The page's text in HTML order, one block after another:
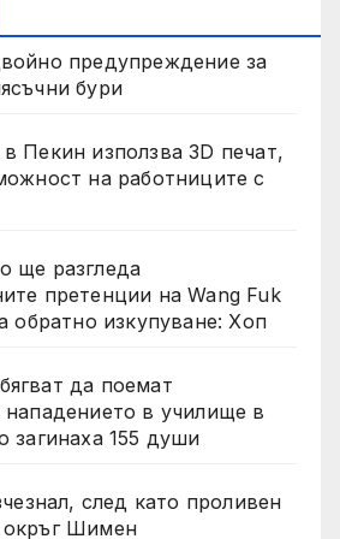
предупреждение за
бури
Пекин използва 3D печат,
на работниците с
ще разгледа
претенции на Wang Fuk
обратно изкупуване: Хоп
да поемат
нападението в училище в
загинаха 155 души
след като проливен
Шимен